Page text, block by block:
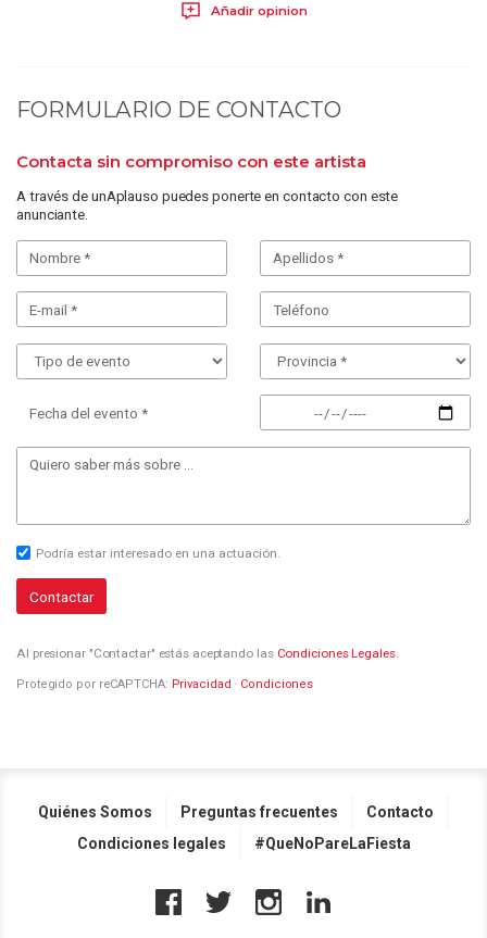
Añadir opinion
FORMULARIO DE CONTACTO
Contacta sin compromiso con este artista
A través de unAplauso puedes ponerte en contacto con este
anunciante.
Fecha del evento *
Podría estar interesado en una actuación.
Contactar
Al presionar "Contactar" estás aceptando las Condiciones Legales.
Protegido por reCAPTCHA: Privacidad · Condiciones
Quiénes Somos Preguntas frecuentes
Contacto
Condiciones legales
#QueNoPareLaFiesta